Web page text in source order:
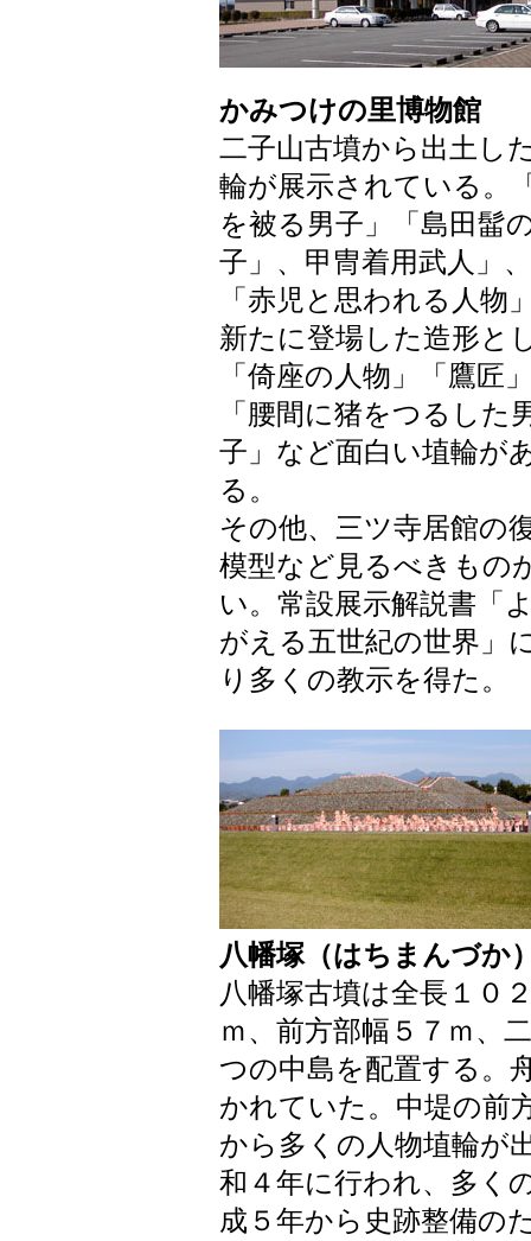
かみつけの里博物館
二子山古墳から出土し
輪が展示されている。
を被る男子」「島田髷
子」、甲冑着用武人」、
「赤児と思われる人物
新たに登場した造形と
「倚座の人物」「鷹匠
「腰間に猪をつるした
子」など面白い埴輪が
る。
その他、三ツ寺居館の
模型など見るべきもの
い。常設展示解説書「
がえる五世紀の世界」
り多くの教示を得た。
八幡塚（はちまんづか
八幡塚古墳は全長１０
ｍ、前方部幅５７ｍ、
つの中島を配置する。
かれていた。中堤の前
から多くの人物埴輪が
和４年に行われ、多く
成５年から史跡整備の